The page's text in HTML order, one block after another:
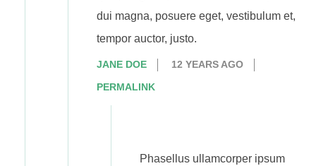
dui magna, posuere eget, vestibulum et,
tempor auctor, justo.
JANE DOE 12 YEARS AGO
PERMALINK
Phasellus ullamcorper ipsum